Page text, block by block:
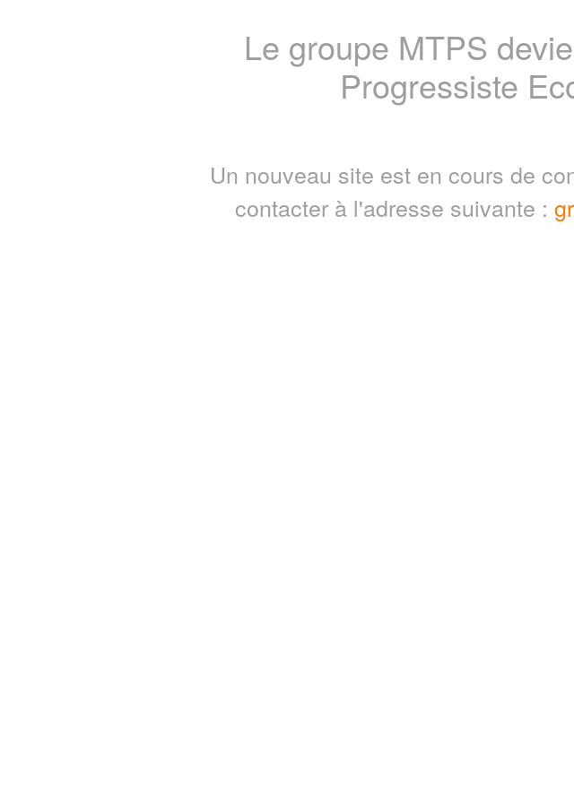
Le groupe MTPS
Progressiste
Un nouveau site est en cours de
contacter à l'adresse suivante :